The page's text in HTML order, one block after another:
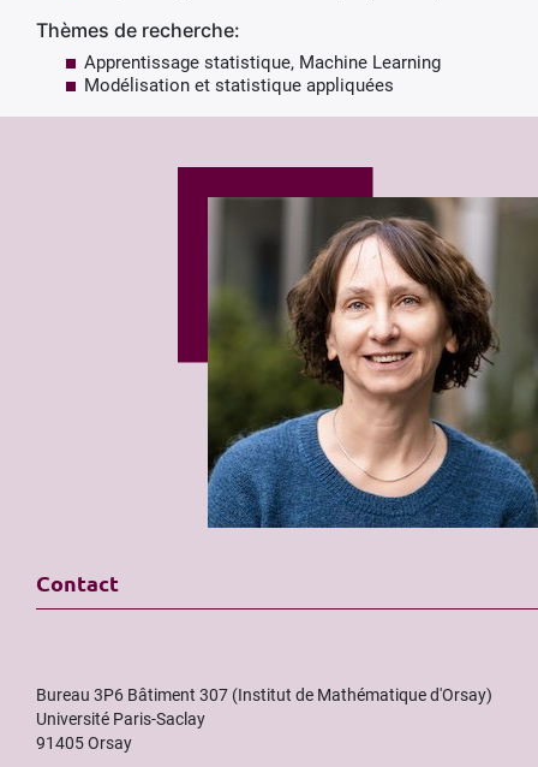
Thèmes de recherche:
Apprentissage statistique, Machine Learning
Modélisation et statistique appliquées
Contact
Bureau 3P6 Bâtiment 307 (Institut de Mathématique d'Orsay)
Université Paris-Saclay
91405 Orsay